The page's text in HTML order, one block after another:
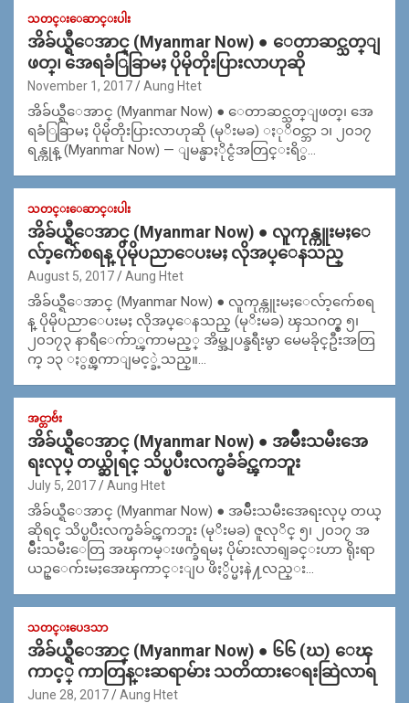
သတင္းေဆာင္းပါး
အိခ်ယ္ရီေအာင္ (Myanmar Now) ● ေတာဆင္သတ္ျ
ဖတ္၊ အေရခံြခြာမႈ ပိုမိုတိုးပြားလာဟုဆို
November 1, 2017 Aung Htet
အိခ်ယ္ရီေအာင္ (Myanmar Now) ● ေတာဆင္သတ္ျဖတ္၊ အေ
ရခံြခြာမႈ ပိုမိုတိုးပြားလာဟုဆို (မုိးမခ) ႏုိဝင္ဘာ ၁၊ ၂၀၁၇
ရန္ကုန္ (Myanmar Now) — ျမန္မာႏိုင္ငံအတြင္းရိွ…
သတင္းေဆာင္းပါး
အိခ်ယ္ရီေအာင္ (Myanmar Now) ● လူကုန္ကူးမႈေ
လ်ာ့က်ေစရန္ ပိုမိုပညာေပးမႈ လိုအပ္ေနသည္
August 5, 2017 Aung Htet
အိခ်ယ္ရီေအာင္ (Myanmar Now) ● လူကုန္ကူးမႈေလ်ာ့က်ေစရ
န္ ပိုမိုပညာေပးမႈ လိုအပ္ေနသည္ (မုိးမခ) ၾသဂတ္စ္ ၅၊
၂၀၁၇၃ နာရီေက်ာ္ၾကာမည့္ အိမ္အျပန္ခရီးမွာ မေမခိုင္ဦးအတြ
က္ ၁၃ ႏွစ္ၾကာျမင့္ခဲ့သည္။…
အင္တာဗ်ဴး
အိခ်ယ္ရီေအာင္ (Myanmar Now) ● အမ်ဳိးသမီးအေ
ရးလုပ္ တယ္ဆိုရင္ သိပ္ၿပီးလက္မခံခ်င္ၾကဘူး
July 5, 2017 Aung Htet
အိခ်ယ္ရီေအာင္ (Myanmar Now) ● အမ်ဳိးသမီးအေရးလုပ္ တယ္
ဆိုရင္ သိပ္ၿပီးလက္မခံခ်င္ၾကဘူး (မုိးမခ) ဇူလုိင္ ၅၊ ၂၀၁၇ အ
မ်ဳိးသမီးေတြ အၾကမ္းဖက္ခံရမႈ ပိုမ်ားလာရျခင္းဟာ ရိုးရာ
ယဥ္ေက်းမႈအေၾကာင္းျပ ဖိႏွိပ္မႈနဲ႔လည္း…
သတင္းပေဒသာ
အိခ်ယ္ရီေအာင္ (Myanmar Now) ● ၆၆ (ဃ) ေၾ
ကာင့္ ကာတြန္းဆရာမ်ား သတိထားေရးဆြဲလာရ
June 28, 2017 Aung Htet